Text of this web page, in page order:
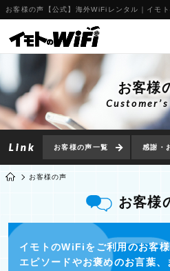
お客様の声【公式】海外WiFiレンタル｜イモ
お客様
お客様の声一覧 感謝・
お客様の声
お客様
イモトのWiFiをご利用のお客
エピソードやお褒めのお言葉